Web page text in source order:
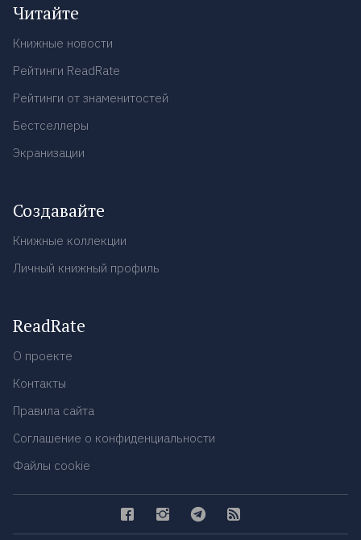
Читайте
Книжные новости
Рейтинги ReadRate
Рейтинги от знаменитостей
Бестселлеры
Экранизации
Создавайте
Книжные коллекции
Личный книжный профиль
ReadRate
О проекте
Контакты
Правила сайта
Соглашение о конфиденциальности
Файлы cookie